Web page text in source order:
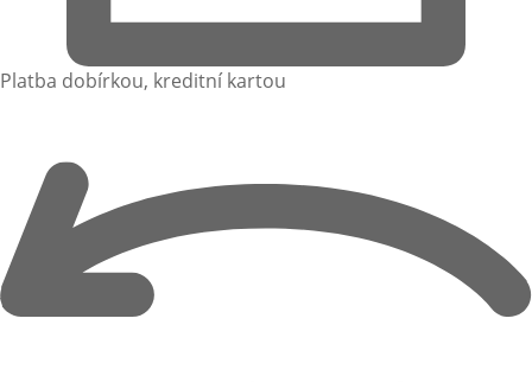
Platba dobírkou, kreditní kartou